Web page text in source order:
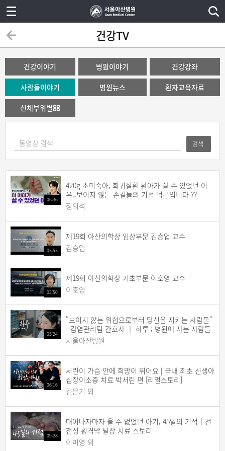
건강TV
건강이야기 병원이야기 건강강좌
사람들이야기 병원뉴스 환자교육자료
신체부위별
검색
06:36
420g 초미숙아, 희귀질환 환아가 살 수 있었던 이
유..보이지 않는 손길들의 기적 덕분입니다 ??
정의석
03:53
제19회 아산의학상 임상부문 김승업 교수
김승업
03:50
제19회 아산의학상 기초부문 이호영 교수
이호영
05:24
"보이지 않는 위협으로부터 당신을 지키는 사람들"
- 감염관리팀 간호사 ｜ 하루 ; 병원에 사는 사람들
서울아산병원
06:16
서린이 가슴 안에 희망이 뛰어요 | 국내 최초 신생아
심장이소증 치료 박서린 편 [리얼스토리]
김은기 외
09:28
태어나자마자 울 수 없었던 아기, 45일의 기적｜선
천성 횡격막 탈장 치료 스토리
이미영 외